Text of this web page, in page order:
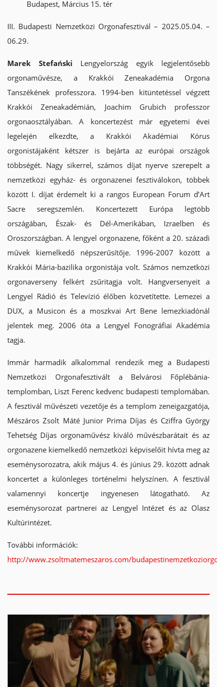
Budapest, Március 15. tér
III. Budapesti Nemzetközi Orgonafesztivál – 2025.05.04. –
06.29.
Marek Stefański Lengyelország egyik legjelentősebb
orgonaművésze, a Krakkói Zeneakadémia Orgona
Tanszékének professzora. 1994-ben kitüntetéssel végzett
Krakkói Zeneakadémián, Joachim Grubich professzor
orgonaosztályában. A koncertezést már egyetemi évei
legelején elkezdte, a Krakkói Akadémiai Kórus
orgonistájaként kétszer is bejárta az európai országok
többségét. Nagy sikerrel, számos díjat nyerve szerepelt a
nemzetközi egyház- és orgonazenei fesztiválokon, többek
között I. díjat érdemelt ki a rangos European Forum d’Art
Sacre seregszemlén. Koncertezett Európa legtöbb
országában, Észak- és Dél-Amerikában, Izraelben és
Oroszországban. A lengyel orgonazene, főként a 20. századi
művek kiemelkedő népszerűsítője. 1996-2007 között a
Krakkói Mária-bazilika orgonistája volt. Számos nemzetközi
orgonaverseny felkért zsűritagja volt. Hangversenyeit a
Lengyel Rádió és Televízió élőben közvetítette. Lemezei a
DUX, a Musicon és a moszkvai Art Bene lemezkiadónál
jelentek meg. 2006 óta a Lengyel Fonográfiai Akadémia
tagja.
Immár harmadik alkalommal rendezik meg a Budapesti
Nemzetközi Orgonafesztivált a Belvárosi Főplébánia-
templomban, Liszt Ferenc kedvenc budapesti templomában.
A fesztivál művészeti vezetője és a templom zeneigazgatója,
Mészáros Zsolt Máté Junior Prima Díjas és Cziffra György
Tehetség Díjas orgonaművész kiváló művészbarátait és az
orgonazene kiemelkedő nemzetközi képviselőit hívta meg az
eseménysorozatra, akik május 4. és június 29. között adnak
koncertet a különleges történelmi helyszínen. A fesztivál
valamennyi koncertje ingyenesen látogatható. Az
eseménysorozat partnerei az Lengyel Intézet és az Olasz
Kultúrintézet.
További információk:
http://www.zsoltmatemeszaros.com/